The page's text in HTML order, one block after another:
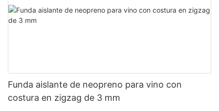
Funda aislante de neopreno para vino con
costura en zigzag de 3 mm